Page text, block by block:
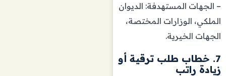
– الجهات المستهدفة: الديوان
الملكي، الوزارات المختصة،
الجهات الخيرية.
7. خطاب طلب ترقية أو
زيادة راتب